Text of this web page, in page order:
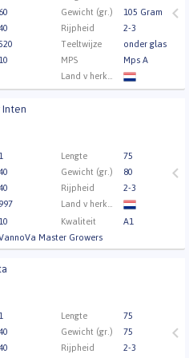
60 Gewicht (gr.)
105 Gram
Rijpheid
2-3
520 Teeltwijze
onder glas
10 MPS
Mps A
Kwaliteit
A1
Inten
1 Lengte
75
Gewicht (gr.)
80
Rijpheid
2-3
997
10 Kwaliteit
A1
Master Growers
kunnen kopen.
1 Lengte
75
Gewicht (gr.)
75
Rijpheid
2-3
kunnen kopen.